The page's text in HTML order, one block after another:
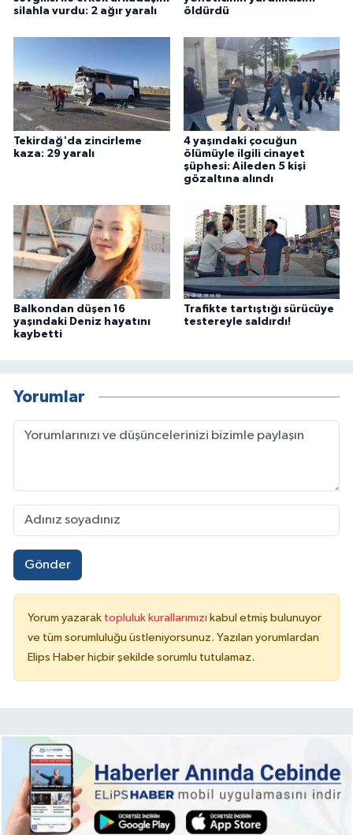
silahla vurdu: 2 ağır yaralı
öldürdü
Tekirdağ'da zincirleme
kaza: 29 yaralı
4 yaşındaki çocuğun
ölümüyle ilgili cinayet
şüphesi: Aileden 5 kişi
gözaltına alındı
Balkondan düşen 16
yaşındaki Deniz hayatını
kaybetti
Trafikte tartıştığı sürücüye
testereyle saldırdı!
Yorumlar
Gönder
Yorum yazarak topluluk kurallarımızı kabul etmiş bulunuyor
ve tüm sorumluluğu üstleniyorsunuz. Yazılan yorumlardan
Elips Haber hiçbir şekilde sorumlu tutulamaz.